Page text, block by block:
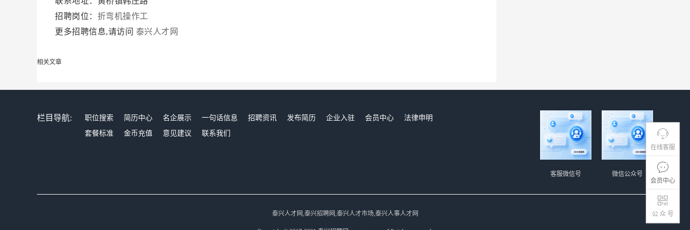
在线客服
会员中心
公 众 号
招聘岗位： 折弯机操作工
更多招聘信息,请访问 泰兴人才网
相关文章
栏目导航: 职位搜索 简历中心 名企展示 一句话信息 招聘资讯 发布简历 企业入驻 会员中心
法律申明
套餐标准
金币充值 意见建议 联系我们
微信公众号
客服微信号
泰兴人才网,泰兴招聘网,泰兴人才市场,泰兴人事人才网